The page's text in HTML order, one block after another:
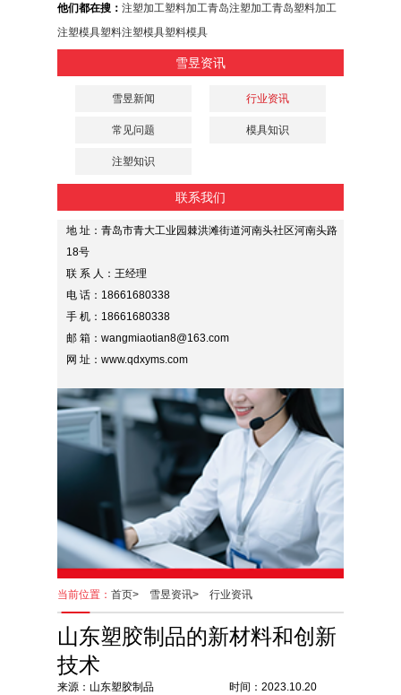
他们都在搜： 注塑加工塑料加工青岛注塑加工青岛塑料加工
注塑模具塑料注塑模具塑料模具
雪昱资讯
雪昱新闻 行业资讯
常见问题 模具知识
注塑知识
联系我们
地 址：青岛市青大工业园棘洪滩街道河南头社区河南头路
18号
联 系 人：王经理
电 话：18661680338
手 机：18661680338
邮 箱：wangmiaotian8@163.com
网 址：www.qdxyms.com
当前位置： 首页> 雪昱资讯> 行业资讯
山东塑胶制品的新材料和创新
技术
来源：山东塑胶制品 时间：2023.10.20